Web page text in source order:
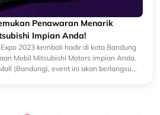
Penawaran Menarik
Impian Anda!
2023 kembali hadir di kota Bandung
Mobil Mitsubishi Motors impian Anda.
(Bandung), event ini akan berlangsu...